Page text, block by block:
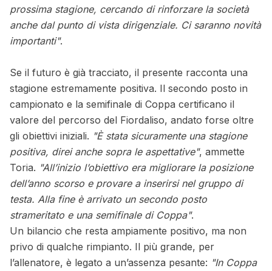
prossima stagione, cercando di rinforzare la società
anche dal punto di vista dirigenziale. Ci saranno novità
importanti".
Se il futuro è già tracciato, il presente racconta una
stagione estremamente positiva. Il secondo posto in
campionato e la semifinale di Coppa certificano il
valore del percorso del Fiordaliso, andato forse oltre
gli obiettivi iniziali. "È stata sicuramente una stagione
positiva, direi anche sopra le aspettative", ammette
Toria. "All’inizio l’obiettivo era migliorare la posizione
dell’anno scorso e provare a inserirsi nel gruppo di
testa. Alla fine è arrivato un secondo posto
strameritato e una semifinale di Coppa".
Un bilancio che resta ampiamente positivo, ma non
privo di qualche rimpianto. Il più grande, per
l’allenatore, è legato a un’assenza pesante: "In Coppa